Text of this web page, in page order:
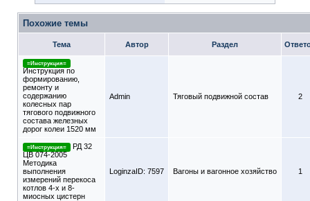
Похожие темы
Тема Автор Раздел
=Инструкция=
Инструкция по
формированию,
ремонту и
содержанию
колесных пар
тягового подвижного
состава железных
дорог колеи 1520 мм
Admin Тяговый подвижной состав 2
=Инструкция=
РД 32
ЦВ 074-2005
Методика
выполнения
измерений перекоса
котлов 4-х и 8-
миосных цистерн
LoginzaID: 7597 Вагоны и вагонное хозяйство 1